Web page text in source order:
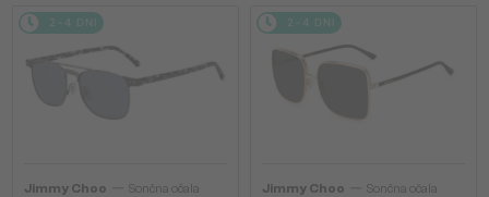
2-4 DNI
Jimmy Choo
Sončna očala
2-4 DNI
Jimmy Choo
Sončna očala